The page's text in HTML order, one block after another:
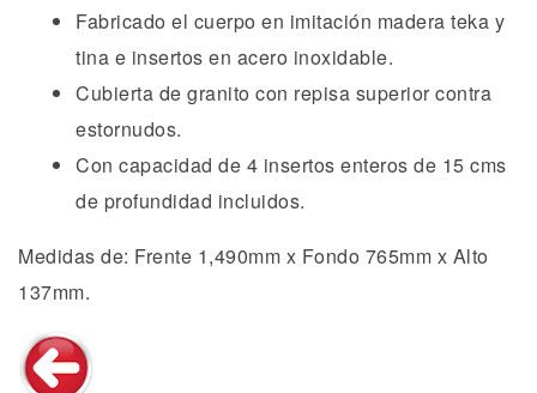
Fabricado el cuerpo en imitación madera teka y
tina e insertos en acero inoxidable.
Cubierta de granito con repisa superior contra
estornudos.
Con capacidad de 4 insertos enteros de 15 cms
de profundidad incluidos.
Medidas de: Frente 1,490mm x Fondo 765mm x Alto
137mm.